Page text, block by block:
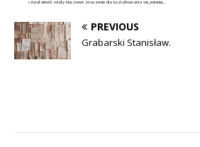
i działalność miały kluczowe znaczenie dla kształtowania się polskiej...
PREVIOUS
Grabarski Stanisław.